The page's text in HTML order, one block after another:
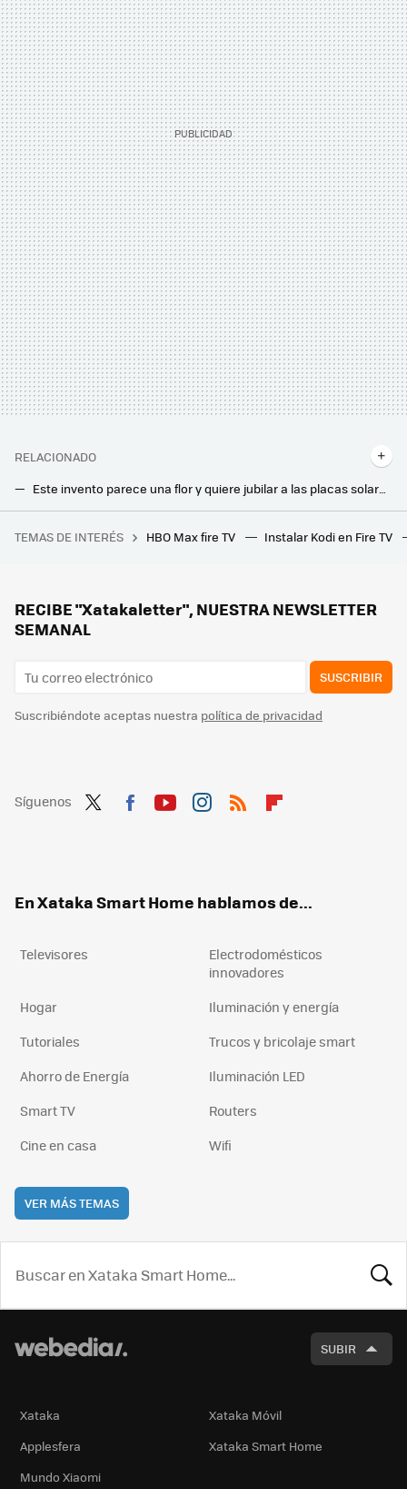
RELACIONADO
Sin aspas, sin ruido y más pequeños que las placas solares. Estos aerogeneradores para tejados ofrecen energía las 24 horas
Un joven de 19 años hackeó el iPhone, fue contratado por Apple y terminó despedido por no contestar a un correo
TEMAS DE INTERÉS HBO Max fire TV Instalar Kodi en Fire TV
RECIBE "Xatakaletter", NUESTRA NEWSLETTER
SEMANAL
SUSCRIBIR
Suscribiéndote aceptas nuestra política de privacidad
Síguenos
En Xataka Smart Home hablamos de...
Televisores
Electrodomésticos
innovadores
Hogar
Iluminación y energía
Tutoriales
Trucos y bricolaje smart
Ahorro de Energía
Iluminación LED
Smart TV
Routers
Cine en casa
Wifi
VER MÁS TEMAS
SUBIR
Xataka
Xataka Móvil
Applesfera
Xataka Smart Home
Mundo Xiaomi